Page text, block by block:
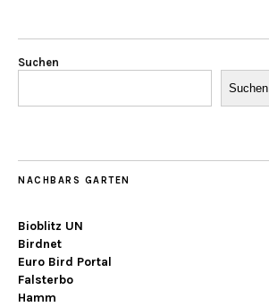
Suchen
Suchen
NACHBARS GARTEN
Bioblitz UN
Birdnet
Euro Bird Portal
Falsterbo
Hamm